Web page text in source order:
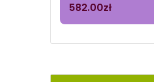
582.00zł